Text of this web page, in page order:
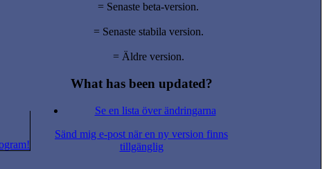
= Senaste beta-version.
= Senaste stabila version.
= Äldre version.
What has been updated?
Se en lista över ändringarna
Sänd mig e-post när en ny version finns
tillgänglig